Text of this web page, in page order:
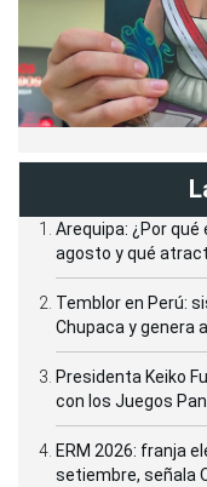
Arequipa: ¿Por
agosto y qué
Temblor en Perú:
Chupaca y genera
Presidenta Keiko
con los Juegos
ERM 2026: franja
setiembre, señala